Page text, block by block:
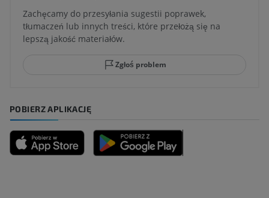
Zachęcamy do przesyłania sugestii poprawek,
tłumaczeń lub innych treści, które przełożą się na
lepszą jakość materiałów.
Zgłoś problem
POBIERZ APLIKACJĘ